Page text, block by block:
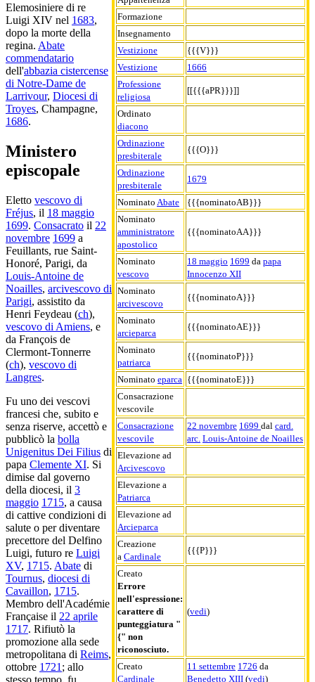
Formazione
Insegnamento
Vestizione
{{{V}}}
Vestizione
1666
Professione
religiosa
[[{{{aPR}}}]]
Ordinato
diacono
Ordinazione
presbiterale
{{{O}}}
Ordinazione
presbiterale
1679
Nominato Abate
{{{nominatoAB}}}
Nominato
amministratore
apostolico
{{{nominatoAA}}}
Nominato
vescovo
18 maggio 1699 da papa
Innocenzo XII
Nominato
arcivescovo
{{{nominatoA}}}
Nominato
arcieparca
{{{nominatoAE}}}
Nominato
patriarca
{{{nominatoP}}}
Nominato eparca {{{nominatoE}}}
Consacrazione
vescovile
Consacrazione
vescovile
22 novembre 1699 dal card.
arc. Louis-Antoine de Noailles
Elevazione ad
Arcivescovo
Elevazione a
Patriarca
Elevazione ad
Arcieparca
Creazione
a Cardinale
{{{P}}}
Creato
Errore
nell'espressione:
carattere di
punteggiatura "
{" non
riconosciuto.
(vedi)
Creato
Cardinale
11 settembre 1726 da
Benedetto XIII (vedi)
Elemosiniere di re
Luigi XIV nel 1683,
dopo la morte della
regina. Abate
commendatario
dell'abbazia cistercense
di Notre-Dame de
Larrivour, Diocesi di
Troyes, Champagne,
1686.
Ministero
episcopale
Eletto vescovo di
Fréjus, il 18 maggio
1699. Consacrato il 22
novembre 1699 a
Feuillants, rue Saint-
Honoré, Parigi, da
Louis-Antoine de
Noailles, arcivescovo di
Parigi, assistito da
Henri Feydeau (ch),
vescovo di Amiens, e
da François de
Clermont-Tonnerre
(ch), vescovo di
Langres.
Fu uno dei vescovi
francesi che, subito e
senza riserve, accettò e
pubblicò la bolla
Unigenitus Dei Filius di
papa Clemente XI. Si
dimise dal governo
della diocesi, il 3
maggio 1715, a causa
di cattive condizioni di
salute o per diventare
precettore del Delfino
Luigi, futuro re Luigi
XV, 1715. Abate di
Tournus, diocesi di
Cavaillon, 1715.
Membro dell'Académie
Française il 22 aprile
1717. Rifiutò la
promozione alla sede
metropolitana di Reims,
ottobre 1721 ; allo
stesso tempo, fu